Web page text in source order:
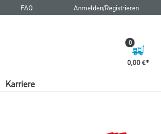
FAQ Anmelden/Registrieren
0,00 €
0
Karriere